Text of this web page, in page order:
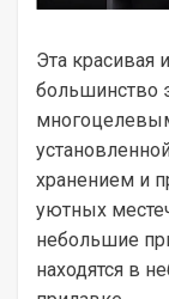
Эта красивая
большинство
хранением и
уютных
небольшие
находятся в